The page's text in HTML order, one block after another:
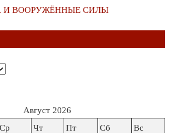
И ВООРУЖЁННЫЕ СИЛЫ
Август 2026
Ср Чт Пт Сб Вс